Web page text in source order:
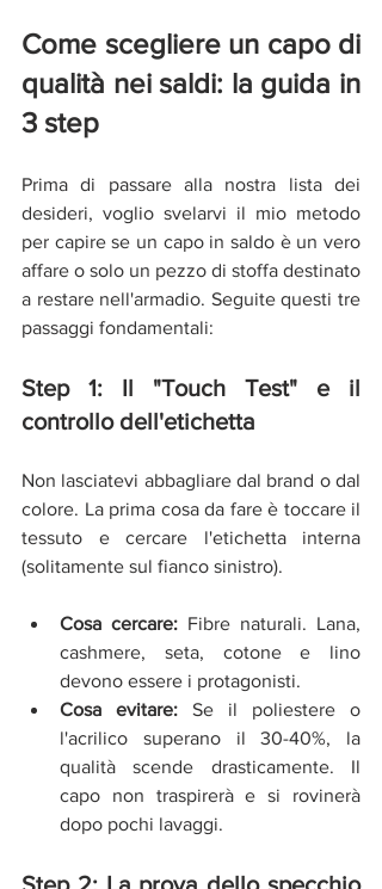
Come scegliere un capo di
qualità nei saldi: la guida in
3 step
Prima di passare alla nostra lista dei
desideri, voglio svelarvi il mio metodo
per capire se un capo in saldo è un vero
affare o solo un pezzo di stoffa destinato
a restare nell'armadio. Seguite questi tre
passaggi fondamentali:
Step 1: Il "Touch Test" e il
controllo dell'etichetta
Non lasciatevi abbagliare dal brand o dal
colore. La prima cosa da fare è toccare il
tessuto e cercare l'etichetta interna
(solitamente sul fianco sinistro).
Cosa cercare: Fibre naturali. Lana,
cashmere, seta, cotone e lino
devono essere i protagonisti.
Cosa evitare: Se il poliestere o
l'acrilico superano il 30-40%, la
qualità scende drasticamente. Il
capo non traspirerà e si rovinerà
dopo pochi lavaggi.